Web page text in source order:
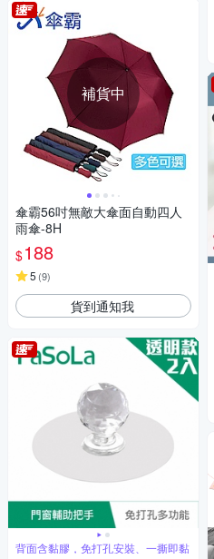
補貨中
傘霸56吋無敵大傘面自動四人
雨傘-8H
$188
5 (9)
貨到通知我
背面含黏膠，免打孔安裝、一撕即黏